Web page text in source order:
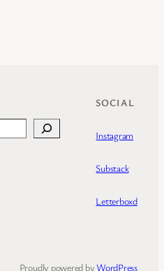
SOCIAL
Instagram
Substack
Letterboxd
Proudly powered byWordPress